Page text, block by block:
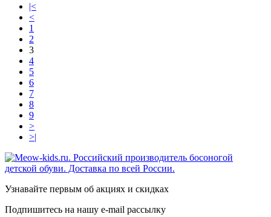
|<
<
1
2
3
4
5
6
7
8
9
>
>|
Узнавайте первым об акциях и скидках
Подпишитесь на нашу e-mail рассылку